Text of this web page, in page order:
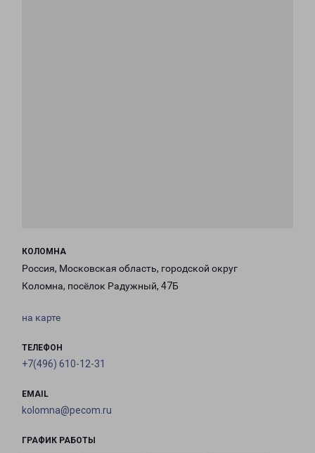
КОЛОМНА
Россия, Московская область, городской округ
Коломна, посёлок Радужный, 47Б
на карте
ТЕЛЕФОН
+7(496) 610-12-31
EMAIL
kolomna@pecom.ru
ГРАФИК РАБОТЫ